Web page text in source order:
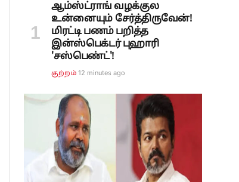
ஆம்ஸ்ட்ராங் வழக்குல
உன்னையும் சேர்த்திருவேன்!
மிரட்டி பணம் பறித்த
இன்ஸ்பெக்டர் புஹாரி
'சஸ்பெண்ட்'!
குற்றம் 12 minutes ago